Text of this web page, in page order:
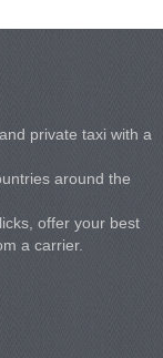
private taxi with a
around the
offer your best
a carrier.